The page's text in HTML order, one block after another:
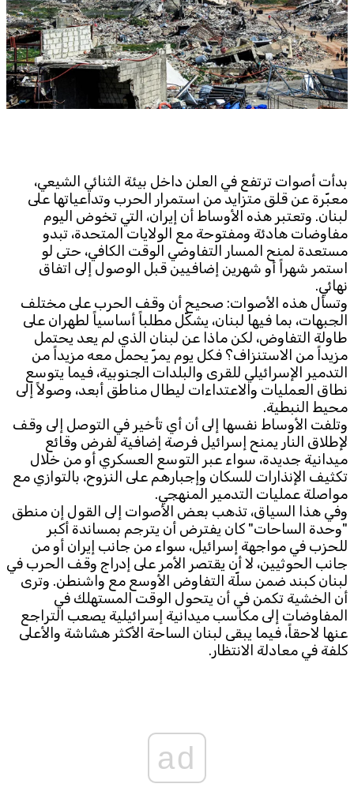
Jobs
Writers
Legal
Privacy Policy
Subscribe to the newsletter
TTV
TTV Plus
Download the app
© 2025. All Rights Reserved. ByKoein
بدأت أصوات ترتفع في العلن داخل بيئة الثنائي الشيعي،
معبّرة عن قلق متزايد من استمرار الحرب وتداعياتها على
لبنان. وتعتبر هذه الأوساط أن إيران، التي تخوض اليوم
مفاوضات هادئة ومفتوحة مع الولايات المتحدة، تبدو
مستعدة لمنح المسار التفاوضي الوقت الكافي، حتى لو
استمر شهراً أو شهرين إضافيين قبل الوصول إلى اتفاق
نهائي.
وتسأل هذه الأصوات: صحيح أن وقف الحرب على مختلف
الجبهات، بما فيها لبنان، يشكّل مطلباً أساسياً لطهران على
طاولة التفاوض، لكن ماذا عن لبنان الذي لم يعد يحتمل
مزيداً من الاستنزاف؟ فكل يوم يمرّ يحمل معه مزيداً من
التدمير الإسرائيلي للقرى والبلدات الجنوبية، فيما يتوسع
نطاق العمليات والاعتداءات ليطال مناطق أبعد، وصولاً إلى
محيط النبطية.
وتلفت الأوساط نفسها إلى أن أي تأخير في التوصل إلى وقف
لإطلاق النار يمنح إسرائيل فرصة إضافية لفرض وقائع
ميدانية جديدة، سواء عبر التوسع العسكري أو من خلال
تكثيف الإنذارات للسكان وإجبارهم على النزوح، بالتوازي مع
مواصلة عمليات التدمير المنهجي.
وفي هذا السياق، تذهب بعض الأصوات إلى القول إن منطق
"وحدة الساحات" كان يفترض أن يترجم بمساندة أكبر
للحزب في مواجهة إسرائيل، سواء من جانب إيران أو من
جانب الحوثيين، لا أن يقتصر الأمر على إدراج وقف الحرب في
لبنان كبند ضمن سلّة التفاوض الأوسع مع واشنطن. وترى
أن الخشية تكمن في أن يتحول الوقت المستهلك في
المفاوضات إلى مكاسب ميدانية إسرائيلية يصعب التراجع
عنها لاحقاً، فيما يبقى لبنان الساحة الأكثر هشاشة والأعلى
كلفة في معادلة الانتظار.
ad